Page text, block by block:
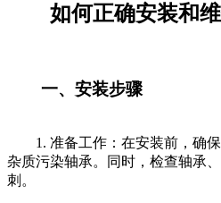
如何正确安装和维
一、安装步骤
1. 准备工作：在安装前，确保
杂质污染轴承。同时，检查轴承
刺。